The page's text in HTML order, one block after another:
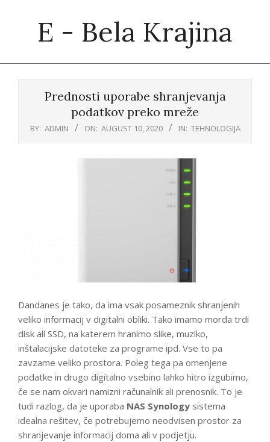
E - Bela Krajina
Prednosti uporabe shranjevanja
podatkov preko mreže
BY: ADMIN ON: AUGUST 10, 2020 IN: TEHNOLOGIJA
Dandanes je tako, da ima vsak posameznik shranjenih
veliko informacij v digitalni obliki. Tako imamo morda trdi
disk ali SSD, na katerem hranimo slike, muziko,
inštalacijske datoteke za programe ipd. Vse to pa
zavzame veliko prostora. Poleg tega pa omenjene
podatke in drugo digitalno vsebino lahko hitro izgubimo,
če se nam okvari namizni računalnik ali prenosnik. To je
tudi razlog, da je uporaba NAS Synology sistema
idealna rešitev, če potrebujemo neodvisen prostor za
shranjevanje informacij doma ali v podjetju.